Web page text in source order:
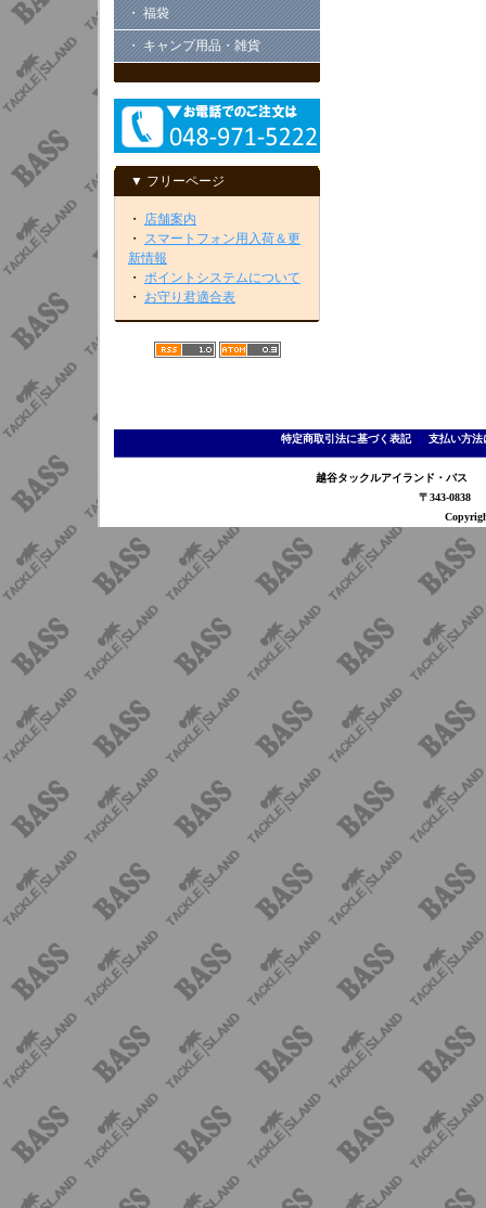
・ 福袋
・ キャンプ用品・雑貨
▼ フリーページ
・ 店舗案内
・ スマートフォン用入荷＆更
新情報
・ ポイントシステムについて
・ お守り君適合表
特定商取引法に基づく表記｜ 支払い方法
越谷タックルアイランド・バ
〒343-0838